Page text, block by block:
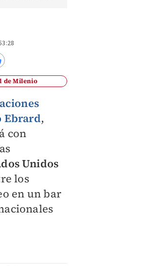
de Milenio
Ebrard,
con
Unidos
los
en un bar